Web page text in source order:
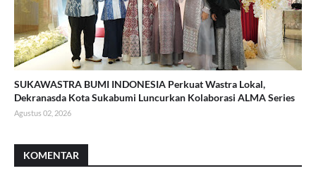
SUKAWASTRA BUMI INDONESIA Perkuat Wastra Lokal,
Dekranasda Kota Sukabumi Luncurkan Kolaborasi ALMA Series
Agustus 02, 2026
KOMENTAR